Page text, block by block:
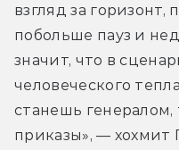
взгляд за
побольше пауз и
значит, что в
человеческого
станешь
приказы», — хохмит